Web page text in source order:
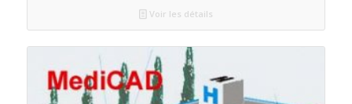
Voir les détails